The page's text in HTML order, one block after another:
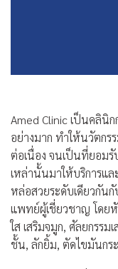
Amed Clinic เป็นคลินิ
อย่างมาก ทำให้นวัตก
ต่อเนื่อง จนเป็นที่ยอมรั
เหล่านั้นมาให้บริการแ
หล่อสวยระดับเดียวกัน
แพทย์ผู้เชี่ยวชาญ โดย
ใส เสริมจมูก, ศัลยกรร
ชั้น, ลักยิ้ม, ตัดไขมันกร